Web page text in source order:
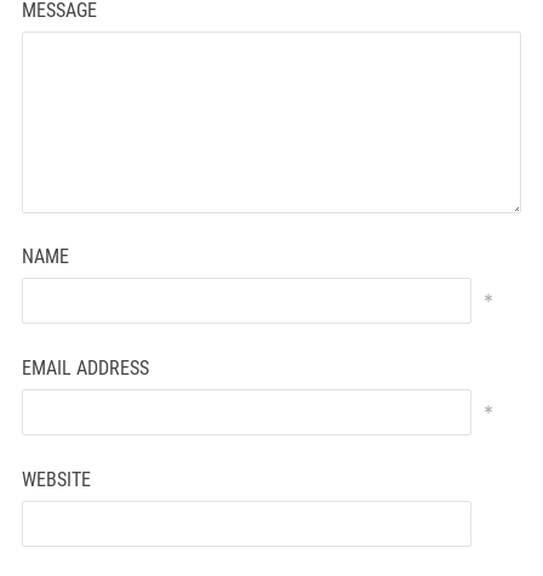
MESSAGE
NAME
*
EMAIL ADDRESS
*
WEBSITE